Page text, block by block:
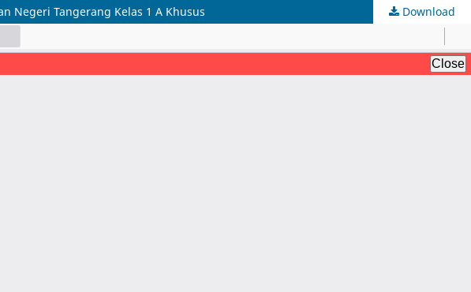
Negeri Tangerang Kelas 1 A Khusus Download